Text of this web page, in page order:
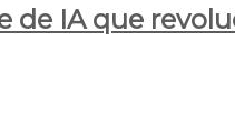
de IA que